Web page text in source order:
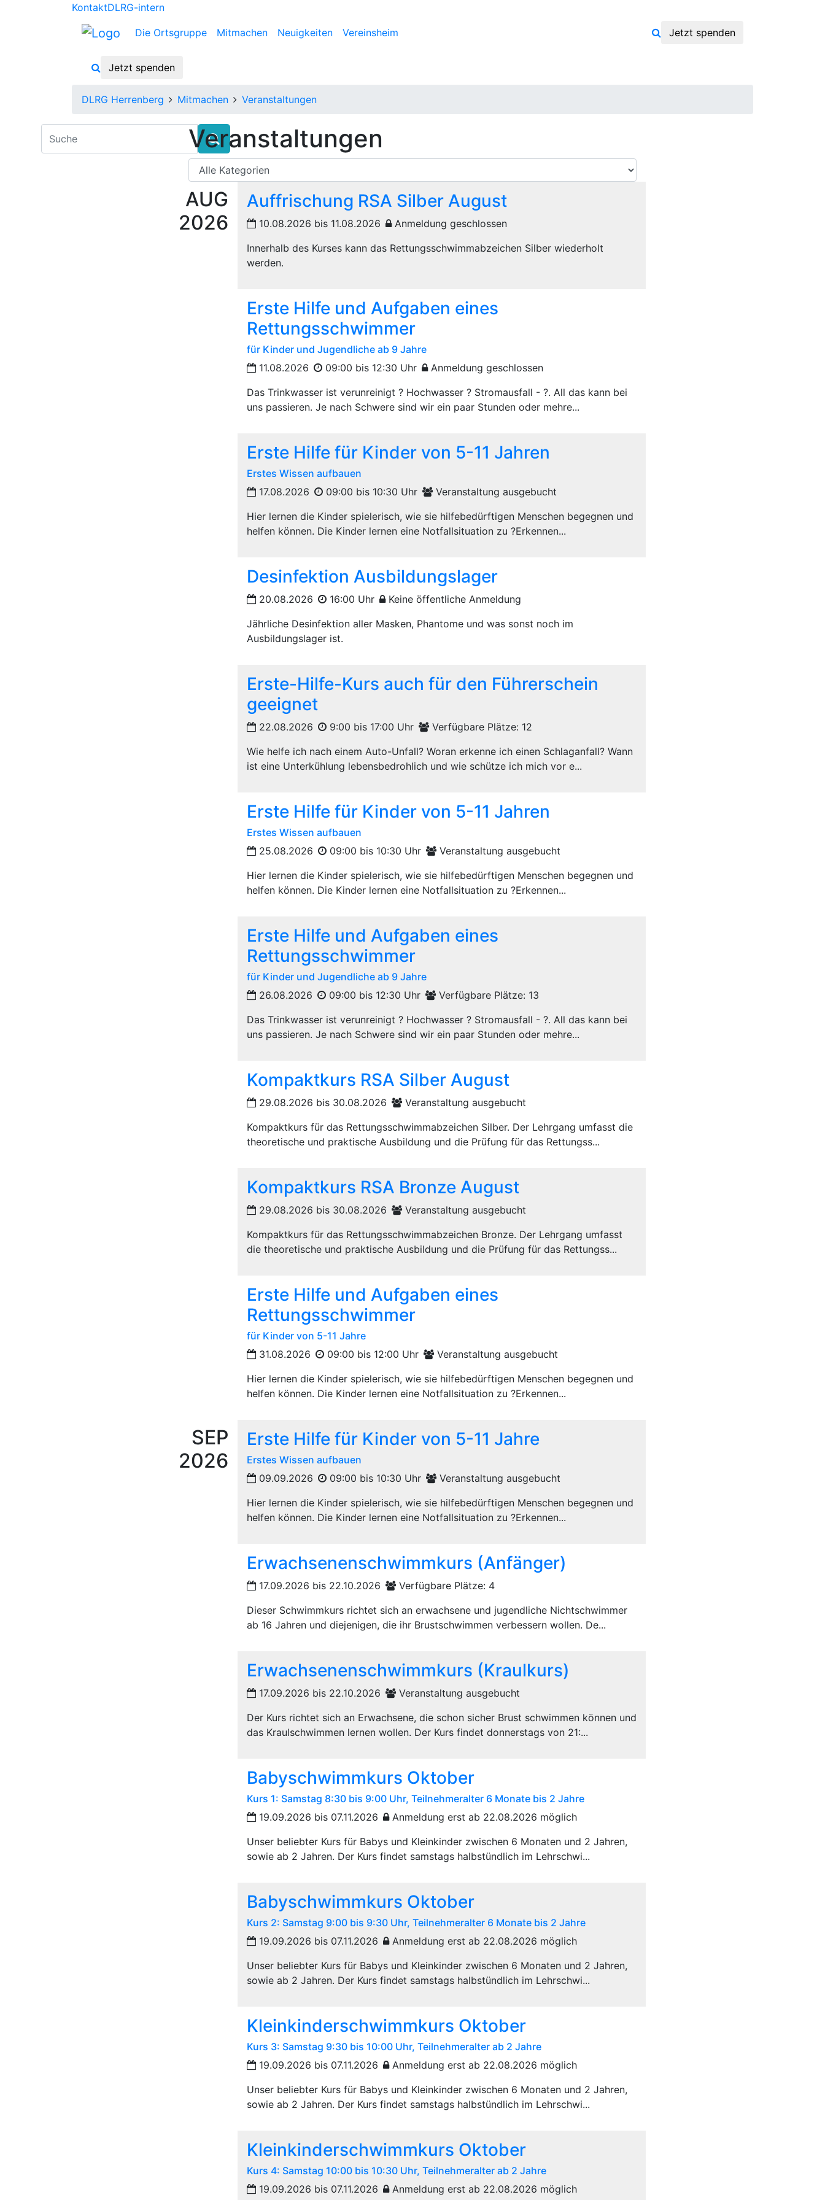
KontaktDLRG-intern
Die Ortsgruppe Mitmachen Neuigkeiten Vereinsheim Jetzt spenden
Jetzt spenden
DLRG Herrenberg Mitmachen Veranstaltungen
Veranstaltungen
AUG
2026
Auffrischung RSA Silber August
10.08.2026 bis 11.08.2026
Anmeldung geschlossen
Innerhalb des Kurses kann das Rettungsschwimmabzeichen Silber wiederholt
werden.
Erste Hilfe und Aufgaben eines
Rettungsschwimmer
für Kinder und Jugendliche ab 9 Jahre
11.08.2026
09:00 bis 12:30 Uhr
Anmeldung geschlossen
Das Trinkwasser ist verunreinigt ? Hochwasser ? Stromausfall - ?. All das kann bei
uns passieren. Je nach Schwere sind wir ein paar Stunden oder mehre...
Erste Hilfe für Kinder von 5-11 Jahren
Erstes Wissen aufbauen
17.08.2026
09:00 bis 10:30 Uhr
Veranstaltung ausgebucht
Hier lernen die Kinder spielerisch, wie sie hilfebedürftigen Menschen begegnen und
helfen können. Die Kinder lernen eine Notfallsituation zu ?Erkennen...
Desinfektion Ausbildungslager
20.08.2026 16:00 Uhr
Keine öffentliche Anmeldung
Jährliche Desinfektion aller Masken, Phantome und was sonst noch im
Ausbildungslager ist.
Erste-Hilfe-Kurs auch für den Führerschein
geeignet
22.08.2026 9:00 bis 17:00 Uhr
Verfügbare Plätze: 12
Wie helfe ich nach einem Auto-Unfall? Woran erkenne ich einen Schlaganfall? Wann
ist eine Unterkühlung lebensbedrohlich und wie schütze ich mich vor e...
Erste Hilfe für Kinder von 5-11 Jahren
Erstes Wissen aufbauen
25.08.2026
09:00 bis 10:30 Uhr
Veranstaltung ausgebucht
Hier lernen die Kinder spielerisch, wie sie hilfebedürftigen Menschen begegnen und
helfen können. Die Kinder lernen eine Notfallsituation zu ?Erkennen...
Erste Hilfe und Aufgaben eines
Rettungsschwimmer
für Kinder und Jugendliche ab 9 Jahre
26.08.2026
09:00 bis 12:30 Uhr
Verfügbare Plätze: 13
Das Trinkwasser ist verunreinigt ? Hochwasser ? Stromausfall - ?. All das kann bei
uns passieren. Je nach Schwere sind wir ein paar Stunden oder mehre...
Kompaktkurs RSA Silber August
29.08.2026 bis 30.08.2026
Veranstaltung ausgebucht
Kompaktkurs für das Rettungsschwimmabzeichen Silber. Der Lehrgang umfasst die
theoretische und praktische Ausbildung und die Prüfung für das Rettungss...
Kompaktkurs RSA Bronze August
29.08.2026 bis 30.08.2026
Veranstaltung ausgebucht
Kompaktkurs für das Rettungsschwimmabzeichen Bronze. Der Lehrgang umfasst
die theoretische und praktische Ausbildung und die Prüfung für das Rettungss...
Erste Hilfe und Aufgaben eines
Rettungsschwimmer
für Kinder von 5-11 Jahre
31.08.2026
09:00 bis 12:00 Uhr
Veranstaltung ausgebucht
Hier lernen die Kinder spielerisch, wie sie hilfebedürftigen Menschen begegnen und
helfen können. Die Kinder lernen eine Notfallsituation zu ?Erkennen...
SEP
2026
Erste Hilfe für Kinder von 5-11 Jahre
Erstes Wissen aufbauen
09.09.2026
09:00 bis 10:30 Uhr
Veranstaltung ausgebucht
Hier lernen die Kinder spielerisch, wie sie hilfebedürftigen Menschen begegnen und
helfen können. Die Kinder lernen eine Notfallsituation zu ?Erkennen...
Erwachsenenschwimmkurs (Anfänger)
17.09.2026 bis 22.10.2026
Verfügbare Plätze: 4
Dieser Schwimmkurs richtet sich an erwachsene und jugendliche Nichtschwimmer
ab 16 Jahren und diejenigen, die ihr Brustschwimmen verbessern wollen. De...
Erwachsenenschwimmkurs (Kraulkurs)
17.09.2026 bis 22.10.2026
Veranstaltung ausgebucht
Der Kurs richtet sich an Erwachsene, die schon sicher Brust schwimmen können und
das Kraulschwimmen lernen wollen. Der Kurs findet donnerstags von 21:...
Babyschwimmkurs Oktober
Kurs 1: Samstag 8:30 bis 9:00 Uhr, Teilnehmeralter 6 Monate bis 2 Jahre
19.09.2026 bis 07.11.2026
Anmeldung erst ab 22.08.2026 möglich
Unser beliebter Kurs für Babys und Kleinkinder zwischen 6 Monaten und 2 Jahren,
sowie ab 2 Jahren. Der Kurs findet samstags halbstündlich im Lehrschwi...
Babyschwimmkurs Oktober
Kurs 2: Samstag 9:00 bis 9:30 Uhr, Teilnehmeralter 6 Monate bis 2 Jahre
19.09.2026 bis 07.11.2026
Anmeldung erst ab 22.08.2026 möglich
Unser beliebter Kurs für Babys und Kleinkinder zwischen 6 Monaten und 2 Jahren,
sowie ab 2 Jahren. Der Kurs findet samstags halbstündlich im Lehrschwi...
Kleinkinderschwimmkurs Oktober
Kurs 3: Samstag 9:30 bis 10:00 Uhr, Teilnehmeralter ab 2 Jahre
19.09.2026 bis 07.11.2026
Anmeldung erst ab 22.08.2026 möglich
Unser beliebter Kurs für Babys und Kleinkinder zwischen 6 Monaten und 2 Jahren,
sowie ab 2 Jahren. Der Kurs findet samstags halbstündlich im Lehrschwi...
Kleinkinderschwimmkurs Oktober
Kurs 4: Samstag 10:00 bis 10:30 Uhr, Teilnehmeralter ab 2 Jahre
19.09.2026 bis 07.11.2026
Anmeldung erst ab 22.08.2026 möglich